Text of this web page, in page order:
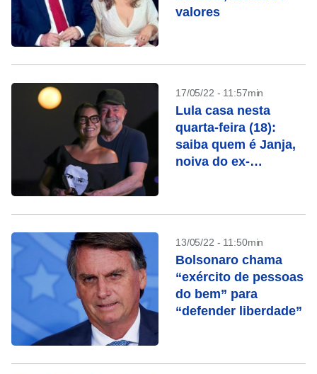
valores
17/05/22 - 11:57min
Lula casa nesta
quarta-feira (18):
saiba quem é Janja,
noiva do ex-
13/05/22 - 11:50min
Bolsonaro chama
“exército de pessoas
do bem” para
“defender liberdade”